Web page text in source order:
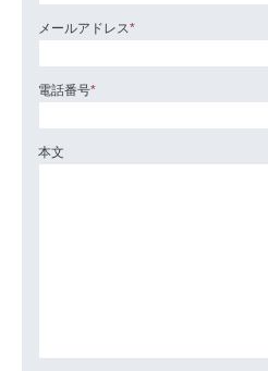
メールアドレス*
電話番号*
本文